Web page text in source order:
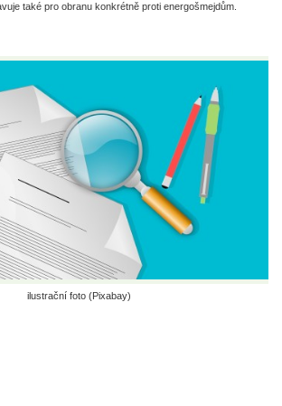
také pro obranu konkrétně proti energošmejdům.
ilustrační foto (Pixabay)